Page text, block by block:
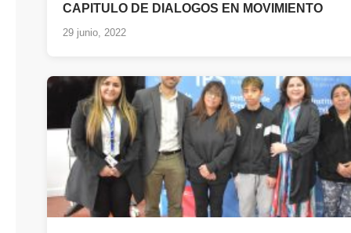
CAPITULO DE DIALOGOS EN MOVIMIENTO
29 junio, 2022